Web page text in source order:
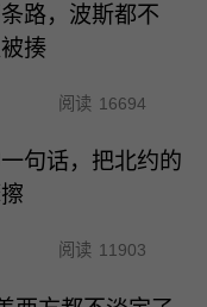
路，波斯都不
揍
阅读 16694
句话，把北约的
阅读 11903